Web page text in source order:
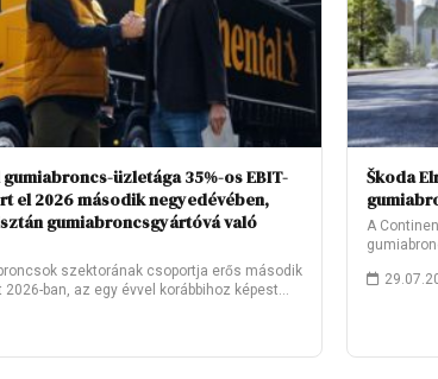
üzletága 35%-os EBIT-
el 2026 második negyedévében,
gumiabroncsgyártóvá való
szektorának csoportja erős második
2026-ban, az egy évvel korábbihoz képest…
Škoda
A